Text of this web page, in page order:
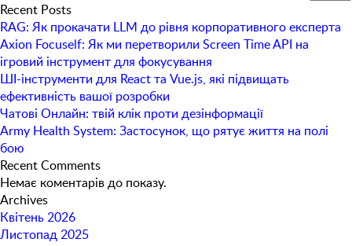
Recent Posts
RAG: Як прокачати LLM до рівня корпоративного експерта
Axion Focuself: Як ми перетворили Screen Time API на
ігровий інструмент для фокусування
ШІ-інструменти для React та Vue.js, які підвищать
ефективність вашої розробки
Чатові Онлайн: твій клік проти дезінформації
Army Health System: Застосунок, що рятує життя на полі
бою
Recent Comments
Немає коментарів до показу.
Archives
Квітень 2026
Листопад 2025